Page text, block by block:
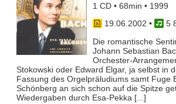
1 CD • 68min • 1999
19.06.2002 •
5
Die romantische
Johann Sebastian
Orchester-
Stokowski oder Edward Elgar, ja selbst in
Fassung des Orgelpräludiums samt Fuge
Schönberg an sich schon auf die Spitze
Wiedergaben durch Esa-Pekka [...]